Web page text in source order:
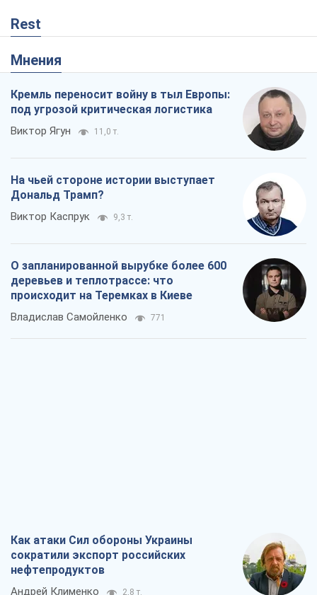
Rest
Мнения
Кремль переносит войну в тыл Европы:
под угрозой критическая логистика
Виктор Ягун 11,0 т.
На чьей стороне истории выступает
Дональд Трамп?
Виктор Каспрук 9,3 т.
О запланированной вырубке более 600
деревьев и теплотрассе: что
происходит на Теремках в Киеве
Владислав Самойленко 771
Как атаки Сил обороны Украины
сократили экспорт российских
нефтепродуктов
Андрей Клименко 2,8 т.